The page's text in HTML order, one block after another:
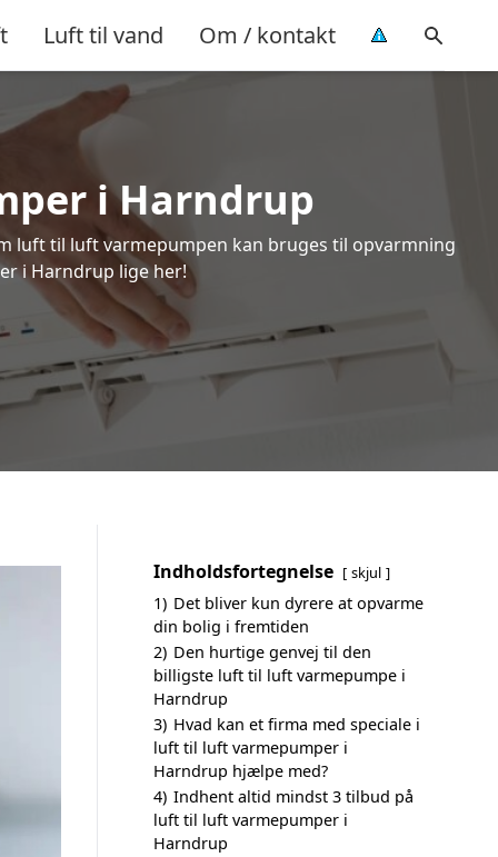
Luft til vand Om / kontakt
i Harndrup
luft til luft varmepumpen kan bruges til opvarmning
i Harndrup lige her!
Indholdsfortegnelse skjul
1) Det bliver kun dyrere at opvarme
din bolig i fremtiden
2) Den hurtige genvej til den
billigste luft til luft varmepumpe i
Harndrup
3) Hvad kan et firma med speciale i
luft til luft varmepumper i
Harndrup hjælpe med?
4) Indhent altid mindst 3 tilbud på
luft til luft varmepumper i
Harndrup